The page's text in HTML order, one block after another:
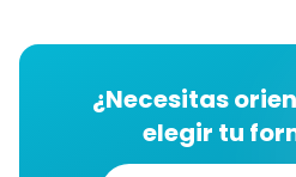
¿Necesitas
elegir tu